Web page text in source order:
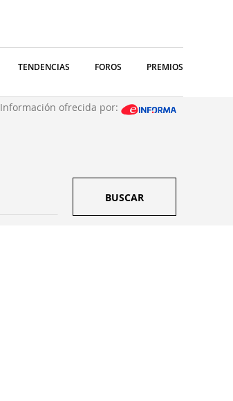
TENDENCIAS FOROS PREMIOS
Información ofrecida por:
BUSCAR